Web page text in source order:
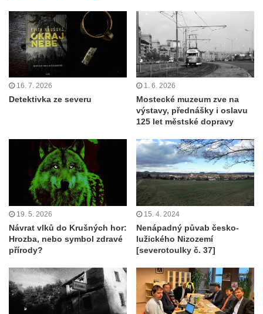
16. 7. 2026
Detektivka ze severu
1. 6. 2026
Mostecké muzeum zve na
výstavy, přednášky i oslavu
125 let městské dopravy
19. 5. 2026
Návrat vlků do Krušných hor:
Hrozba, nebo symbol zdravé
přírody?
15. 4. 2024
Nenápadný půvab česko-
lužického Nizozemí
[severotoulky č. 37]